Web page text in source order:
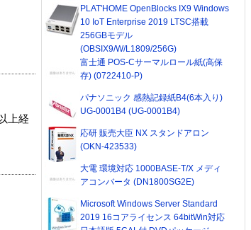
上経
PLAT'HOME OpenBlocks IX9 Windows
10 IoT Enterprise 2019 LTSC搭載
256GBモデル
(OBSIX9/W/L1809/256G)
富士通 POS-Cサーマルロール紙(高保
存) (0722410-P)
パナソニック 感熱記録紙B4(6本入り)
UG-0001B4 (UG-0001B4)
応研 販売大臣 NX スタンドアロン
(OKN-423533)
大電 環境対応 1000BASE-T/X メディ
アコンバータ (DN1800SG2E)
Microsoft Windows Server Standard
2019 16コアライセンス 64bitWin対応